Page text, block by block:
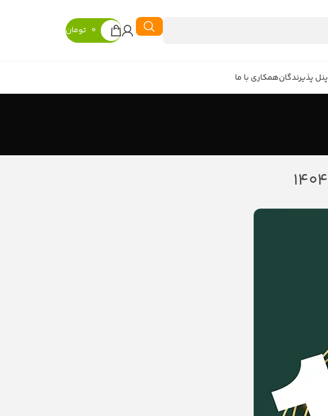
0 تومان
پنل پذیرندگانهمکاری با ما